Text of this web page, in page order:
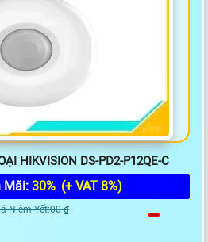
HIKVISION DS-PD2-P12QE-C
Mãi: 30% (+ VAT 8%)
Niêm Yết:00 ₫